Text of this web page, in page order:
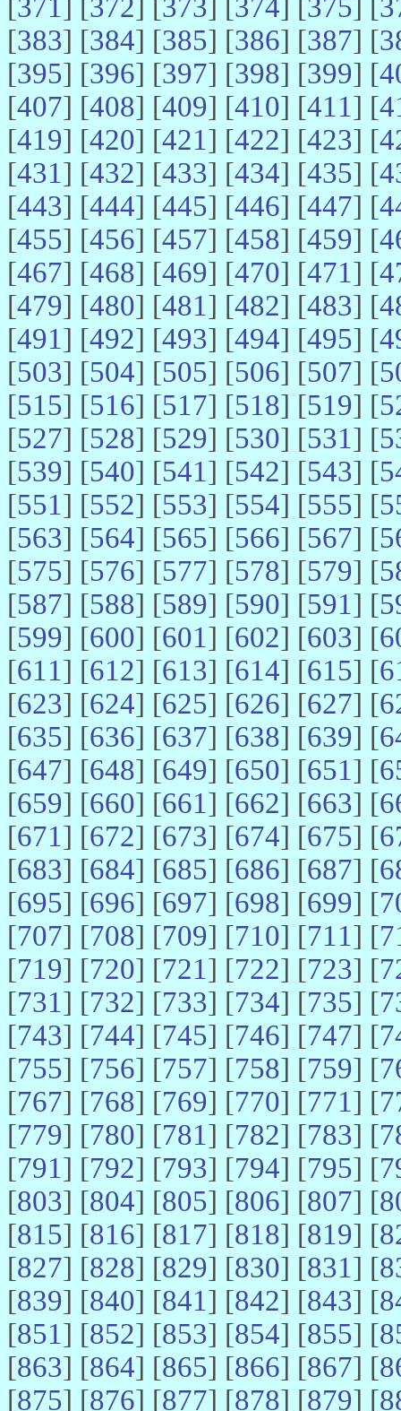
[371] [372] [373] [374] [375] [
[383] [384] [385] [386] [387] [
[395] [396] [397] [398] [399] [
[407] [408] [409] [410] [411] [
[419] [420] [421] [422] [423] [
[431] [432] [433] [434] [435] [
[443] [444] [445] [446] [447] [
[455] [456] [457] [458] [459] [
[467] [468] [469] [470] [471] [
[479] [480] [481] [482] [483] [
[491] [492] [493] [494] [495] [
[503] [504] [505] [506] [507] [
[515] [516] [517] [518] [519] [
[527] [528] [529] [530] [531] [
[539] [540] [541] [542] [543] [
[551] [552] [553] [554] [555] [
[563] [564] [565] [566] [567] [
[575] [576] [577] [578] [579] [
[587] [588] [589] [590] [591] [
[599] [600] [601] [602] [603] [
[611] [612] [613] [614] [615] [
[623] [624] [625] [626] [627] [
[635] [636] [637] [638] [639] [
[647] [648] [649] [650] [651] [
[659] [660] [661] [662] [663] [
[671] [672] [673] [674] [675] [
[683] [684] [685] [686] [687] [
[695] [696] [697] [698] [699] [
[707] [708] [709] [710] [711] [
[719] [720] [721] [722] [723] [
[731] [732] [733] [734] [735] [
[743] [744] [745] [746] [747] [
[755] [756] [757] [758] [759] [
[767] [768] [769] [770] [771] [
[779] [780] [781] [782] [783] [
[791] [792] [793] [794] [795] [
[803] [804] [805] [806] [807] [
[815] [816] [817] [818] [819] [
[827] [828] [829] [830] [831] [
[839] [840] [841] [842] [843] [
[851] [852] [853] [854] [855] [
[863] [864] [865] [866] [867] [
[875] [876] [877] [878] [879] [